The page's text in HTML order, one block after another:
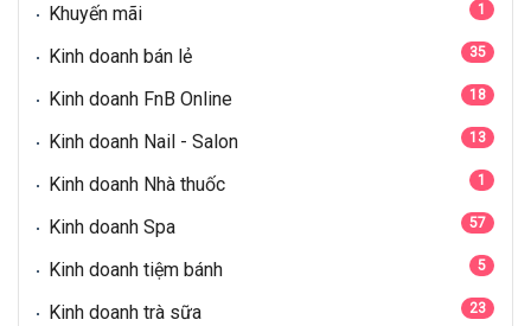
Khuyến mãi 1
Kinh doanh bán lẻ 35
Kinh doanh FnB Online 18
Kinh doanh Nail - Salon 13
Kinh doanh Nhà thuốc 1
Kinh doanh Spa 57
Kinh doanh tiệm bánh 5
Kinh doanh trà sữa 23